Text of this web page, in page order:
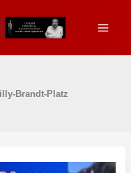
Brandt-Platz